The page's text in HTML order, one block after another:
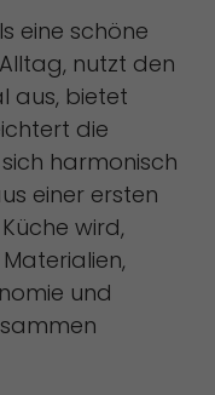
eine schöne
nutzt den
aus, bietet
die
harmonisch
einer ersten
wird,
und
Media-Plattformen
von externen
auf diese Inhalte
Impressum